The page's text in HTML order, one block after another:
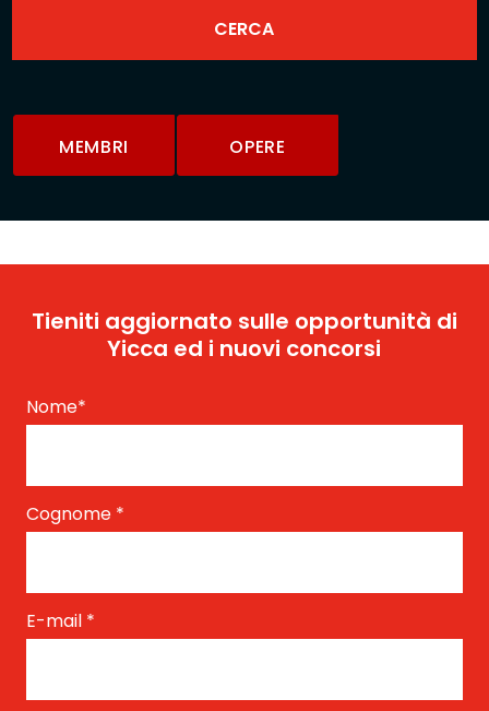
MEMBRI OPERE
Tieniti aggiornato sulle opportunità di
Yicca ed i nuovi concorsi
Nome*
Cognome *
E-mail *